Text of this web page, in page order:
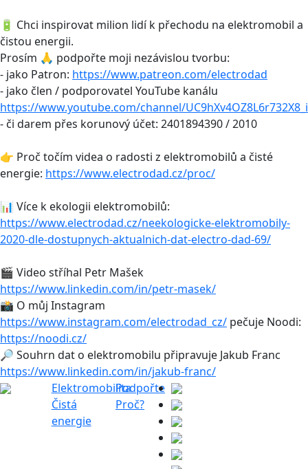
🔋 Chci inspirovat milion lidí k přechodu na elektromobil a
čistou energii.
Prosím 🙏 podpořte moji nezávislou tvorbu:
- jako Patron: https://www.patreon.com/electrodad
- jako člen / podporovatel YouTube kanálu
https://www.youtube.com/channel/
- či darem přes korunový účet: 2401894390 / 2010
👉 Proč točím videa o radosti z elektromobilů a čisté
energie: https://www.electrodad.cz/proc/
📊 Více k ekologii elektromobilů:
https://www.electrodad.cz/neekologicke-elektromobily-
2020-dle-dostupnych-aktualnich-dat-electro-dad-69/
🎬 Video stříhal Petr Mašek
https://www.linkedin.com/in/petr-masek/
📸 O můj Instagram
https://www.instagram.com/electrodad_cz/ pečuje Noodi:
https://noodi.cz/
🔎 Souhrn dat o elektromobilu připravuje Jakub Franc
https://www.linkedin.com/in/jakub-franc/
Elektromobilita
Čistá
energie
Podpořte
Proč?